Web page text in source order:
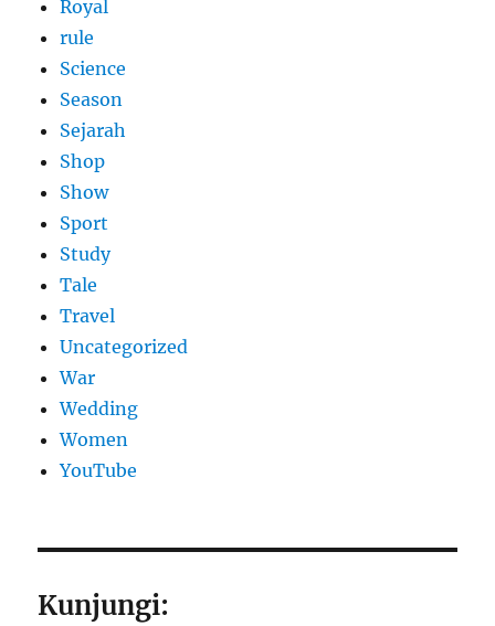
Royal
rule
Science
Season
Sejarah
Shop
Show
Sport
Study
Tale
Travel
Uncategorized
War
Wedding
Women
YouTube
Kunjungi: